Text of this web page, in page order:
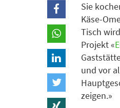
Sie
Käse-
Tisch
Projekt «
und vor
zeigen.»